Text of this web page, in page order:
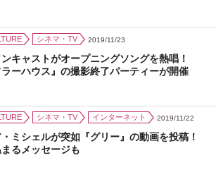
シネマ・TV 2019/11/23
ンキャストがオープニングソングを熱唱！
ラーハウス』の撮影終了パーティーが開催
シネマ・TV インターネット 2019/11/22
・ミシェルが突如『グリー』の動画を投稿！
るメッセージも